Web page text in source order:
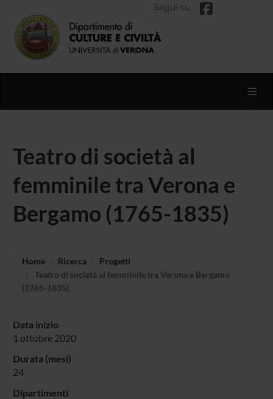
Segui su
Teatro di società al
femminile tra Verona e
Bergamo (1765-1835)
Home Ricerca
Progetti
Teatro di società al femminile tra Verona e Bergamo
(1765-1835)
Data inizio
1 ottobre 2020
Durata (mesi)
24
Dipartimenti